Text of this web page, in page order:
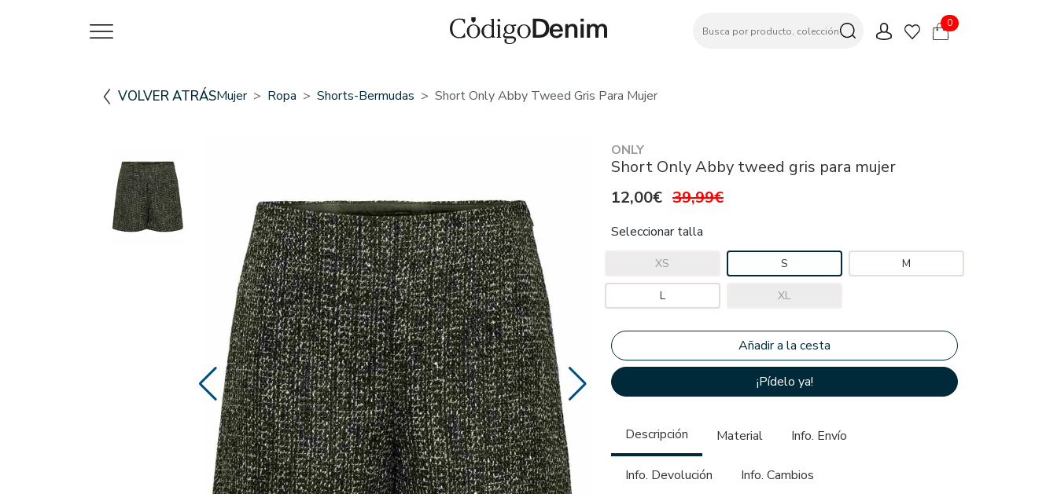
0
VOLVER ATRÁSMujer Ropa Shorts-Bermudas Short Only Abby Tweed Gris Para Mujer
ONLY
Short Only Abby tweed gris para mujer
12,00€ 39,99€
Seleccionar talla
XS S M
L XL
¡Pídelo ya!
Descripción Material Info. Envío
Info. Devolución Info. Cambios